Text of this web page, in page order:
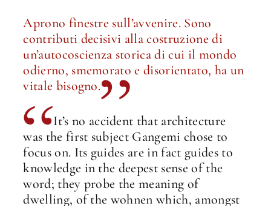
Aprono finestre sull’avvenire. Sono
contributi decisivi alla costruzione di
un’autocoscienza storica di cui il mondo
odierno, smemorato e disorientato, ha un
vitale bisogno.
It’s no accident that architecture
was the first subject Gangemi chose to
focus on. Its guides are in fact guides to
knowledge in the deepest sense of the
word; they probe the meaning of
dwelling, of the wohnen which, amongst